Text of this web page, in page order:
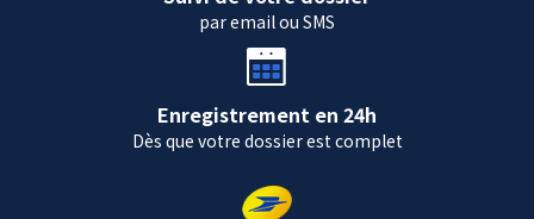
par email ou SMS
Enregistrement en 24h
Dès que votre dossier est complet